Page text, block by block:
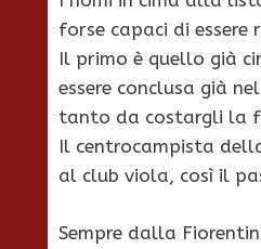
forse capaci di
Il primo è quello già
essere conclusa già
tanto da costargli la
Il centrocampista
al club viola, così il
Sempre dalla